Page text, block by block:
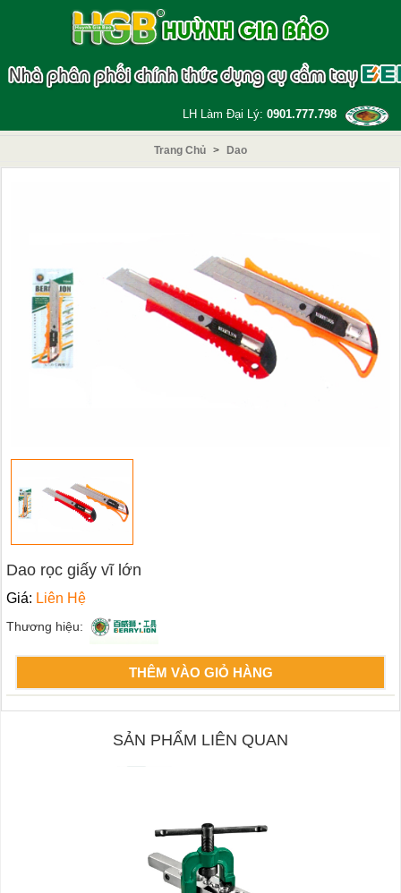
LH Làm Đại Lý: 0901.777.798
Trang Chủ > Dao
Dao rọc giấy vĩ lớn
Giá: Liên Hệ
Thương hiệu:
THÊM VÀO GIỎ HÀNG
SẢN PHẨM LIÊN QUAN